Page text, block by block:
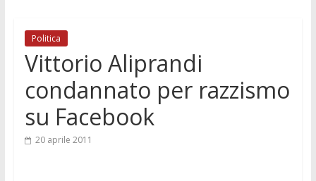
Politica
Vittorio Aliprandi
condannato per razzismo
su Facebook
20 aprile 2011